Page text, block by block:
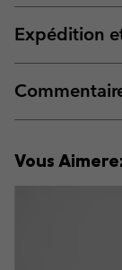
Expédition
Vous